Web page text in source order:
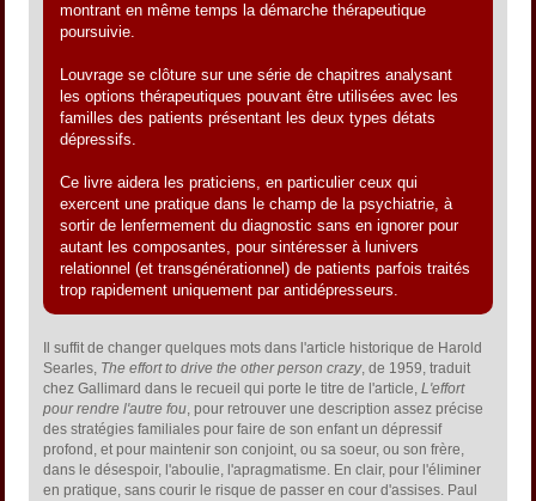
montrant en même temps la démarche thérapeutique
poursuivie.
Louvrage se clôture sur une série de chapitres analysant
les options thérapeutiques pouvant être utilisées avec les
familles des patients présentant les deux types détats
dépressifs.
Ce livre aidera les praticiens, en particulier ceux qui
exercent une pratique dans le champ de la psychiatrie, à
sortir de lenfermement du diagnostic sans en ignorer pour
autant les composantes, pour sintéresser à lunivers
relationnel (et transgénérationnel) de patients parfois traités
trop rapidement uniquement par antidépresseurs.
Il suffit de changer quelques mots dans l'article historique de Harold
Searles, The effort to drive the other person crazy, de 1959, traduit
chez Gallimard dans le recueil qui porte le titre de l'article,L'effort
pour rendre l'autre fou, pour retrouver une description assez précise
des stratégies familiales pour faire de son enfant un dépressif
profond, et pour maintenir son conjoint, ou sa soeur, ou son frère,
dans le désespoir, l'aboulie, l'apragmatisme. En clair, pour l'éliminer
en pratique, sans courir le risque de passer en cour d'assises. Paul